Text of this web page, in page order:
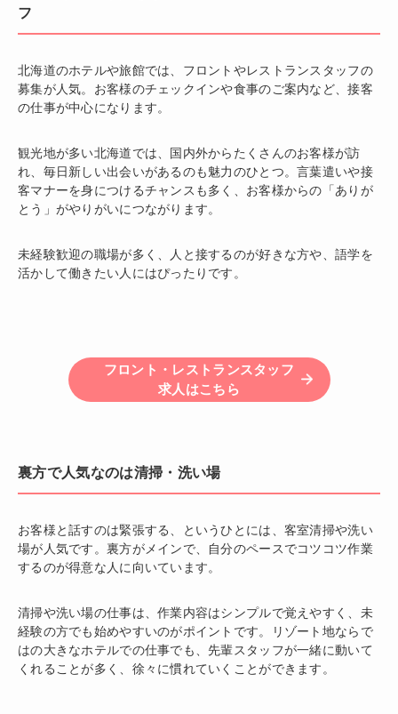
フ
北海道のホテルや旅館では、フロントやレストランスタッフの
募集が人気。お客様のチェックインや食事のご案内など、接客
の仕事が中心になります。
観光地が多い北海道では、国内外からたくさんのお客様が訪
れ、毎日新しい出会いがあるのも魅力のひとつ。言葉遣いや接
客マナーを身につけるチャンスも多く、お客様からの「ありが
とう」がやりがいにつながります。
未経験歓迎の職場が多く、人と接するのが好きな方や、語学を
活かして働きたい人にはぴったりです。
フロント・レストランスタッフ
求人はこちら
裏方で人気なのは清掃・洗い場
お客様と話すのは緊張する、というひとには、客室清掃や洗い
場が人気です。裏方がメインで、自分のペースでコツコツ作業
するのが得意な人に向いています。
清掃や洗い場の仕事は、作業内容はシンプルで覚えやすく、未
経験の方でも始めやすいのがポイントです。リゾート地ならで
はの大きなホテルでの仕事でも、先輩スタッフが一緒に動いて
くれることが多く、徐々に慣れていくことができます。